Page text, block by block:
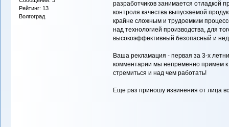
Рейтинг: 13
Волгоград
разработчиков занимается отладкой
контроля качества выпускаемой
крайне сложным и трудоемким
над технологией производства, для
высокоэффективный безопасный и
Ваша рекламация - первая за 3-х
комментарии мы непременно примем
стремиться и над чем работать!
Еще раз приношу извинения от лица